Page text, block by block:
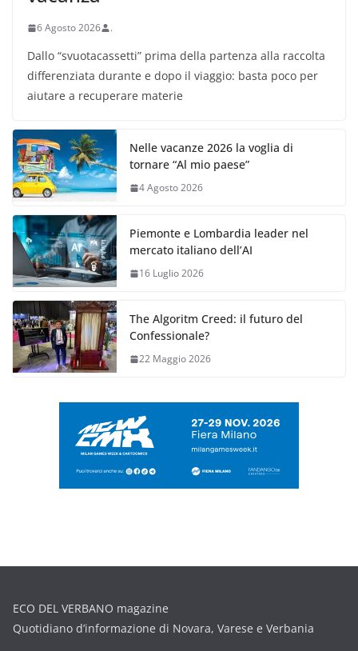
6 Agosto 2026 .
Dallo “svuotacassetti” prima della partenza alla raccolta
differenziata durante e dopo il viaggio: basta poco per
aiutare a recuperare materie
Nelle vacanze 2026 la voglia di
tornare “Al mio paese”
4 Agosto 2026
Piemonte e Lombardia leader nel
mercato italiano dell’AI
16 Luglio 2026
The Algoritm Creed: il futuro del
Confessionale?
22 Maggio 2026
ECO DEL VERBANO magazine
Quotidiano d’informazione di Novara, Varese e Verbania